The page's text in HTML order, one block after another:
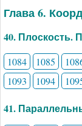
Глава 6.
40. Плоскость.
1084 1085
1093
1094
41.